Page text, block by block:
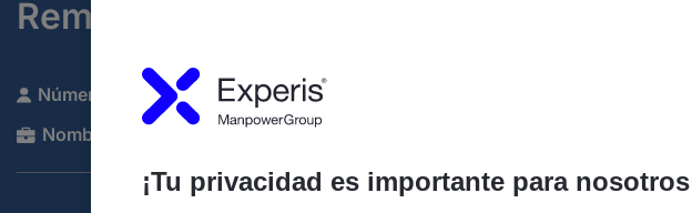
Remoto)
Número de referencia:723074
Nombre de la compañía:
¡Tu privacidad es importante para